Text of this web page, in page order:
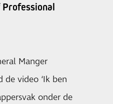
Professional
Manger
de video ‘Ik ben
onder de